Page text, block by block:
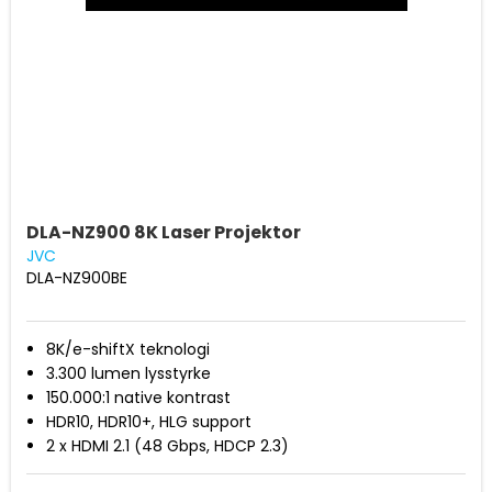
DLA-NZ900 8K Laser Projektor
JVC
DLA-NZ900BE
8K/e-shiftX teknologi
3.300 lumen lysstyrke
150.000:1 native kontrast
HDR10, HDR10+, HLG support
2 x HDMI 2.1 (48 Gbps, HDCP 2.3)
Filmmaker Mode, lav latency